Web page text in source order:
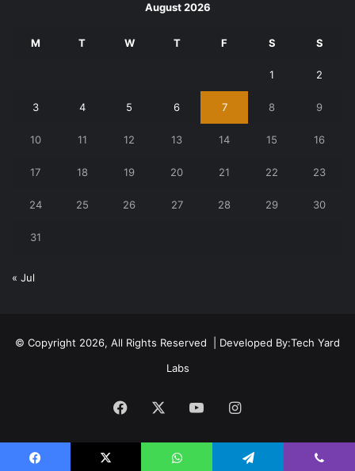
August 2026
M T W T F S S
1 2
3 4 5 6 7 8 9
10 11 12 13 14 15 16
17 18 19 20 21 22 23
24 25 26 27 28 29 30
31
« Jul
© Copyright 2026, All Rights Reserved | Developed By:Tech Yard
Labs
Facebook YouTubeInstagram